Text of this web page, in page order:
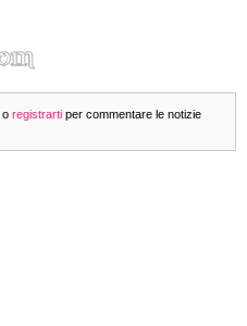
o registrarti per commentare le notizie